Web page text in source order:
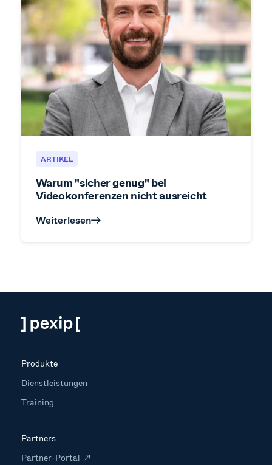
ARTIKEL
Warum "sicher genug" bei
Videokonferenzen nicht ausreicht
Weiterlesen
Produkte
Dienstleistungen
Training
Partners
Partner-Portal